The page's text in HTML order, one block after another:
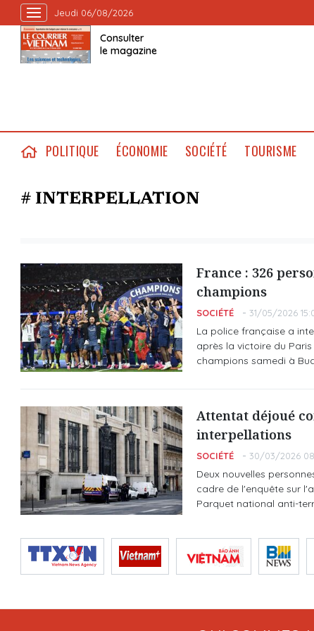
Jeudi 06/08/2026
Consulter
le magazine
POLITIQUE ÉCONOMIE SOCIÉTÉ TOURISME
# INTERPELLATION
France : 326
champions
SOCIÉTÉ 31/05/2026
La police française a
après la victoire du
champions samedi à
Attentat déjoué
interpellations
SOCIÉTÉ 30/03/2026
Deux nouvelles
cadre de l'enquête sur
Parquet national anti-